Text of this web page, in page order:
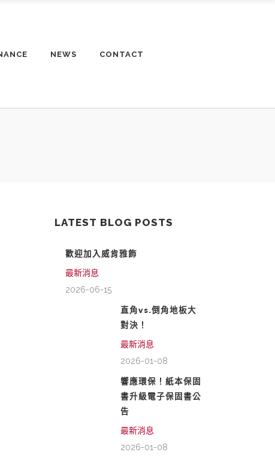
NEWS CONTACT
LATEST BLOG POSTS
歡迎加入威肯雅飾
最新消息
2026-06-15
直角vs.倒角地板大
對決！
最新消息
2026-01-08
響應環保！紙本保固
書升級電子保固書公
告
最新消息
2026-01-08